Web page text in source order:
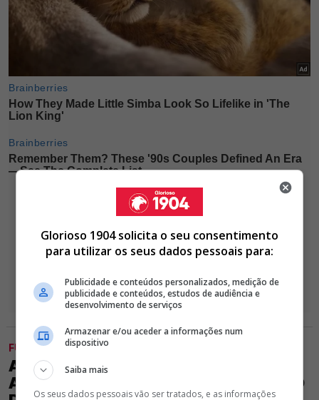
FUTEBOL
APÓS DAR NEGA A RUI COSTA, RUBEN
AMORIM SURPREENDE: "SOU ADEPTO
Glorioso 1904 solicita o seu consentimento
para utilizar os seus dados pessoais para:
Publicidade e conteúdos personalizados, medição de
publicidade e conteúdos, estudos de audiência e
desenvolvimento de serviços
Armazenar e/ou aceder a informações num
dispositivo
Saiba mais
Os seus dados pessoais vão ser tratados, e as informações